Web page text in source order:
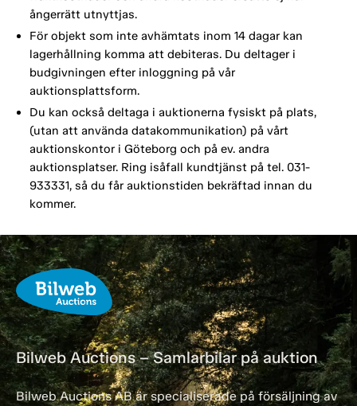
ångerrätt utnyttjas.
För objekt som inte avhämtats inom 14 dagar kan
lagerhållning komma att debiteras. Du deltager i
budgivningen efter inloggning på vår
auktionsplattsform.
Du kan också deltaga i auktionerna fysiskt på plats,
(utan att använda datakommunikation) på vårt
auktionskontor i Göteborg och på ev. andra
auktionsplatser. Ring isåfall kundtjänst på tel. 031-
933331, så du får auktionstiden bekräftad innan du
kommer.
Bilweb Auctions – Samlarbilar på auktion
Bilweb Auctions AB är specialiserade på försäljning av